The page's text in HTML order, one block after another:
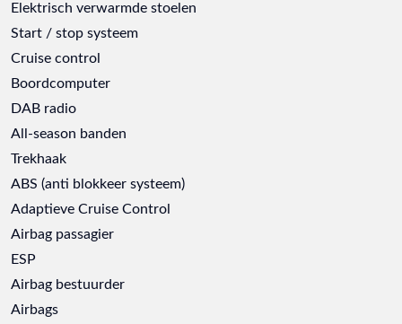
Elektrisch verwarmde stoelen
Start / stop systeem
Cruise control
Boordcomputer
DAB radio
All-season banden
Trekhaak
ABS (anti blokkeer systeem)
Adaptieve Cruise Control
Airbag passagier
ESP
Airbag bestuurder
Airbags